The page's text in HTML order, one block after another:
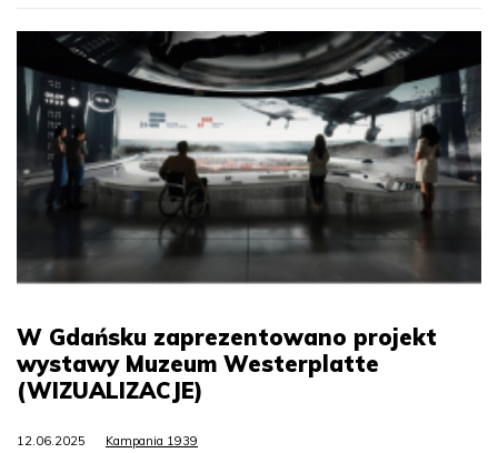
W Gdańsku zaprezentowano projekt
wystawy Muzeum Westerplatte
(WIZUALIZACJE)
12.06.2025 Kampania 1939